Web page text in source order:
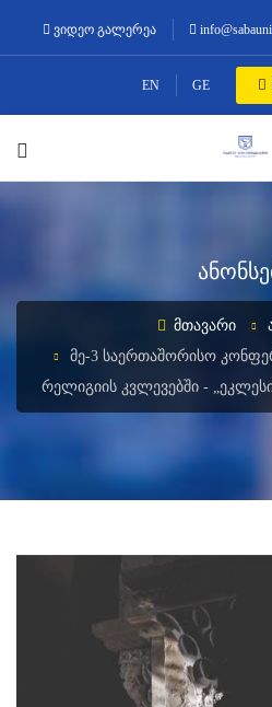
ვიდეო გალერეა
EN GE
ᲛᲗᲐᲕᲐᲠᲘ
ᲛᲔ-3 ᲡᲐᲔᲠᲗᲐᲨᲝᲠᲘᲡᲝ
ᲠᲔᲚᲘᲒᲘᲘᲡ ᲙᲕᲚᲔᲕᲔᲑᲨᲘ -